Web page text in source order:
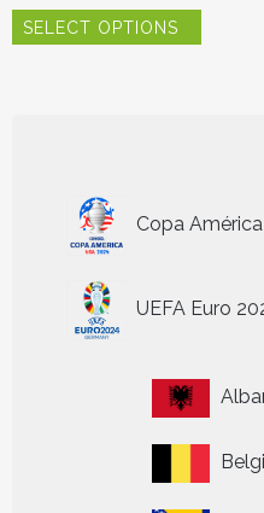
SELECT OPTIONS
worden
Copa
UEFA Euro